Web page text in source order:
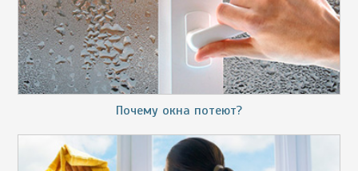
Почему окна потеют?